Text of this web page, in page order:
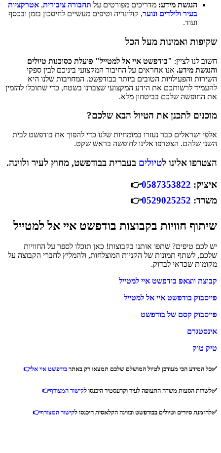
הנגשת מידע: מדריכים מפורטים על תחבורה ציבורית, אטרקציות
בעיר ולילדים ונוער, קולינריה וטיפים מעשיים לחיסכון בזמן ובכסף
ועוד.
שקיפות ואמינות מעל הכל
חשוב לנו לציין: "בודפשט איי אל למטייל" פועלת כסוכנות טיולים
והנגשת מידע. אנו אחראים על החיבור המקצועי ביניכם לבין ספקי
השירות והפעילויות הטובים ביותר בבודפשט. המחויבות שלנו היא
להעמיד לרשותכם את הידע המקצועי שצברנו בשטח, כדי שתוכלו להזמין
את החופשה שלכם בביטחון מלא.
מוכנים לתכנן את הטיול הבא שלכם?
אלפי ישראלים כבר נעזרו במומחיות שלנו כדי להפוך את בודפשט לבית
השני שלהם. הצטרפו אלינו לחופשה בראש שקט.
הצטרפו אלינו לטיולים בעברית בבודפשט, מחוץ לעיר ולוינה.
איציק: 0587353822
👉
משרד: 0529025252
👉
שיתוף חוויות בקבוצות בודפשט איי אל למטייל
יש לכם טיפים? שתפו אותנו בקבוצות! כאן תוכלו לספר על החוויות
שלכם, לשתף תמונות של הקניות המוצלחות, ולהמליץ לחברי הקבוצה על
מקומות שכדאי לבדוק.
קבוצת ווצאפ בודפשט איי למטייל
פייסבוק בודפשט איי אל למטייל
פייסבוק קסם של בודפשט
אינסטגרם
טיק טוק
✅כל המידע הכי מעודכן לטיול המושלם שלכם תמצאו רק באתר בודפשט איי אל👉
✅לשרות הסעות משדה התעופה לעיר וקרעסטיר היכנסו לקישור המצורף👉
✅להזמנת סיורים וטיולים בבודפשט ובווינה הקלאסית היכנסו לקישור המצורף👉